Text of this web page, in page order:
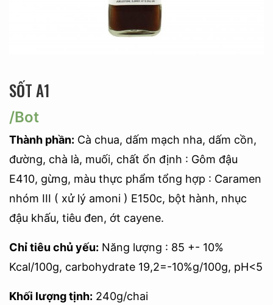
SỐT A1
/Bot
Thành phần: Cà chua, dấm mạch nha, dấm cồn,
đường, chà là, muối, chất ổn định : Gôm đậu
E410, gừng, màu thực phẩm tổng hợp : Caramen
nhóm III ( xử lý amoni ) E150c, bột hành, nhục
đậu khấu, tiêu đen, ớt cayene.
Chỉ tiêu chủ yếu: Năng lượng : 85 +- 10%
Kcal/100g, carbohydrate 19,2=-10%g/100g, pH<5
Khối lượng tịnh: 240g/chai